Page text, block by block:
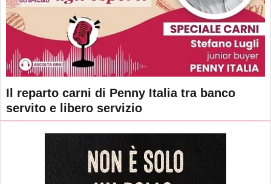
Il reparto carni di Penny Italia tra banco
servito e libero servizio